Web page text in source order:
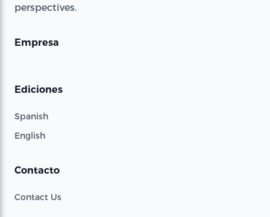
perspectives.
Empresa
Ediciones
Spanish
English
Contacto
Contact Us